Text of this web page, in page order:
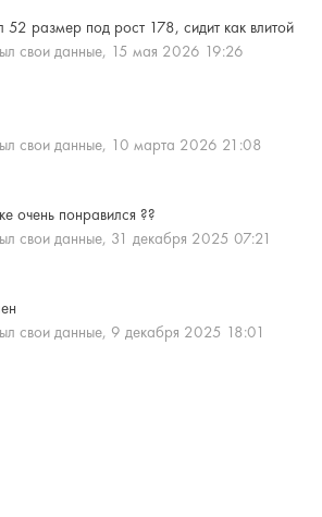
52 размер под рост 178, сидит как влитой
свои данные, 15 мая 2026 19:26
свои данные, 10 марта 2026 21:08
очень понравился ??
свои данные, 31 декабря 2025 07:21
свои данные, 9 декабря 2025 18:01